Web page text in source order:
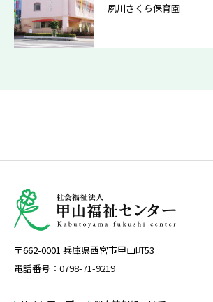
夙川さくら保育園
〒662-0001 兵庫県西宮市甲山町53
電話番号： 0798-71-9219